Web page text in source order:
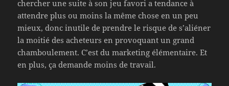
chercher une suite à son jeu favori a tendance à
attendre plus ou moins la même chose en un peu
mieux, donc inutile de prendre le risque de s’aliéner
la moitié des acheteurs en provoquant un grand
chamboulement. C’est du marketing élémentaire. Et
en plus, ça demande moins de travail.